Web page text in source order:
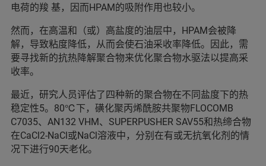
电荷的羧 基，因而HPAM的吸附作用也较小。
然而，在高温和（或）高盐度的油层中，HPAM会被降
解，导致粘度降低，从而会使石油采收率降低。因此，需
要寻找新的抗热降解聚合物来优化聚合物水驱法以提高采
收率。
最近，研究人员评估了四种新的聚合物在不同盐度下的热
稳定性5。80℃下，磺化聚丙烯酰胺共聚物FLOCOMB
C7035、AN132 VHM、SUPERPUSHER SAV55和热缔合物
在CaCl2-NaCl或NaCl溶液中，分别在有或无抗氧化剂的情
况下进行90天老化。